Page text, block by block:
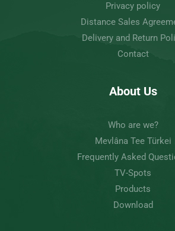
Privacy policy
Distance Sales
Delivery and Return
Contact
About Us
Who are we?
Mevlâna Tee Türkei
Frequently Asked
TV-Spots
Products
Download